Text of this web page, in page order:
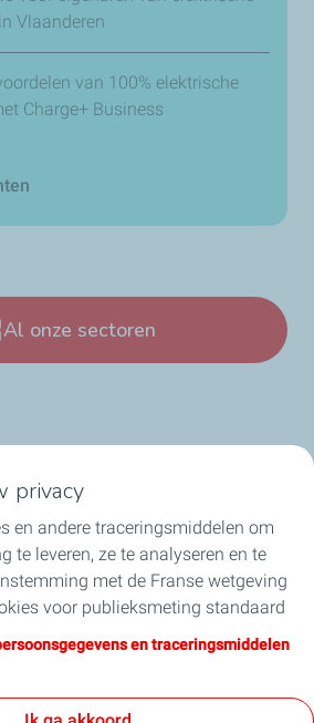
Vlaanderen
van 100% elektrische
Charge+ Business
Al onze sectoren
België
privacy
en andere traceringsmiddelen om
te leveren, ze te analyseren en te
met de Franse wetgeving
voor publieksmeting standaard
cookie-instellingen op elk
op de knop “Mijn cookies beheren”
alle cookies. Als u op "Ik
en traceringsmiddelen